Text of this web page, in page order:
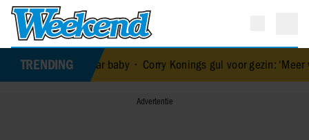
TRENDING
haar baby• Corry Konings gul voor gezin: ‘Meer voor over dan